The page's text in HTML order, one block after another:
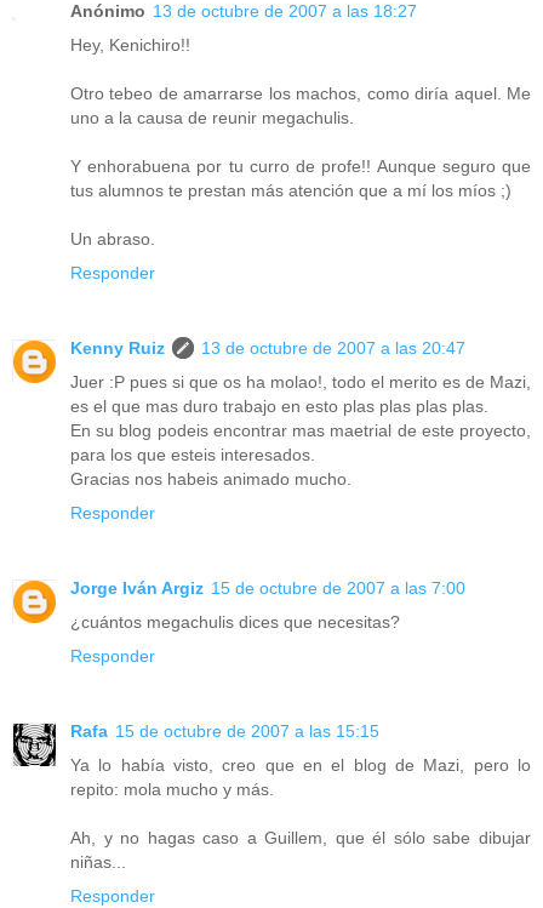
Anónimo 13 de octubre de 2007 a las 18:27
Hey, Kenichiro!!
Otro tebeo de amarrarse los machos, como diría aquel. Me
uno a la causa de reunir megachulis.
Y enhorabuena por tu curro de profe!! Aunque seguro que
tus alumnos te prestan más atención que a mí los míos ;)
Un abraso.
Responder
Kenny Ruiz
13 de octubre de 2007 a las 20:47
Juer :P pues si que os ha molao!, todo el merito es de Mazi,
es el que mas duro trabajo en esto plas plas plas plas.
En su blog podeis encontrar mas maetrial de este proyecto,
para los que esteis interesados.
Gracias nos habeis animado mucho.
Responder
Jorge Iván Argiz 15 de octubre de 2007 a las 7:00
¿cuántos megachulis dices que necesitas?
Responder
Rafa 15 de octubre de 2007 a las 15:15
Ya lo había visto, creo que en el blog de Mazi, pero lo
repito: mola mucho y más.
Ah, y no hagas caso a Guillem, que él sólo sabe dibujar
niñas...
Responder